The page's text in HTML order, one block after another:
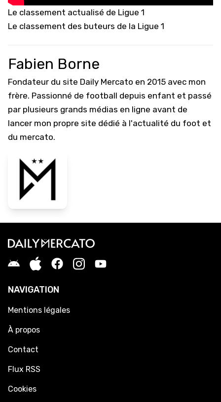
Le classement actualisé de Ligue 1
Le classement des buteurs de la Ligue 1
Fabien Borne
Fondateur du site Daily Mercato en 2015 avec mon
frère. Passionné de football depuis enfant et passé
par plusieurs grands médias en ligne avant de
lancer mon propre site dédié à l'actualité du foot et
du mercato.
NAVIGATION
Mentions légales
À propos
Contact
Flux RSS
Cookies